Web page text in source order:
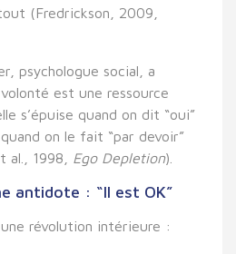
(Fredrickson, 2009,
, psychologue social, a
est une ressource
s’épuise quand on dit “oui”
on le fait “par devoir”
al., 1998,
Ego Depletion).
antidote : “Il est OK”
révolution intérieure :